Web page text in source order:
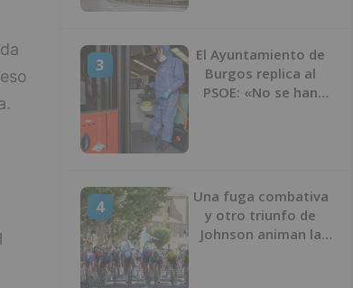
3
El Ayuntamiento de
Burgos replica al
PSOE: «No se han
4
Una fuga combativa
y otro triunfo de
Johnson animan la